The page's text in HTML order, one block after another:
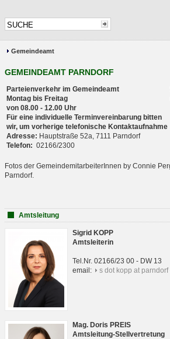
Gemeindeamt
GEMEINDEAMT PARNDORF
Parteienverkehr im Gemeindeamt
Montag bis Freitag
von 08.00 - 12.00 Uhr
Für eine individuelle Terminvereinbarung bitten
wir, um vorherige telefonische Kontaktaufnahme
Adresse: Hauptstraße 52a, 7111 Parndorf
Telefon: 02166/2300
Fotos der GemeindemitarbeiterInnen by Connie
Parndorf.
Amtsleitung
Sigrid KOPP
Amtsleiterin
Tel.Nr. 02166/23 00 - DW 13
email:
s dot kopp at
Mag. Doris PREIS
Amtsleitung-Stellvertretung